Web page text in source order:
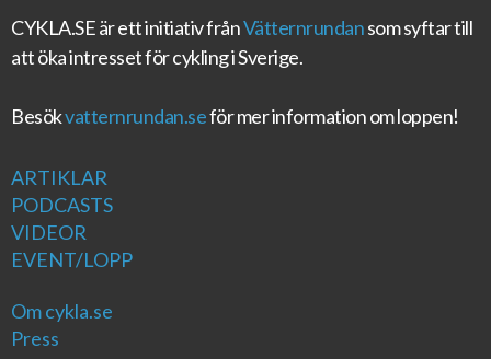
CYKLA.SEär ett initiativ frånVätternrundansom syftar till
att öka intresset för cykling i Sverige.
Besökvatternrundan.seför mer information om loppen!
ARTIKLAR
PODCASTS
VIDEOR
EVENT/LOPP
Om cykla.se
Press